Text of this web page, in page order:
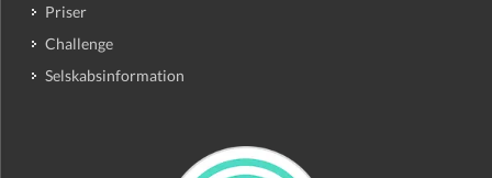
Priser
Challenge
Selskabsinformation